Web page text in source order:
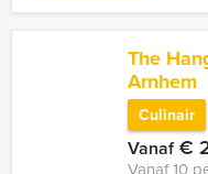
The
Arnhem
Culinair
Vanaf€